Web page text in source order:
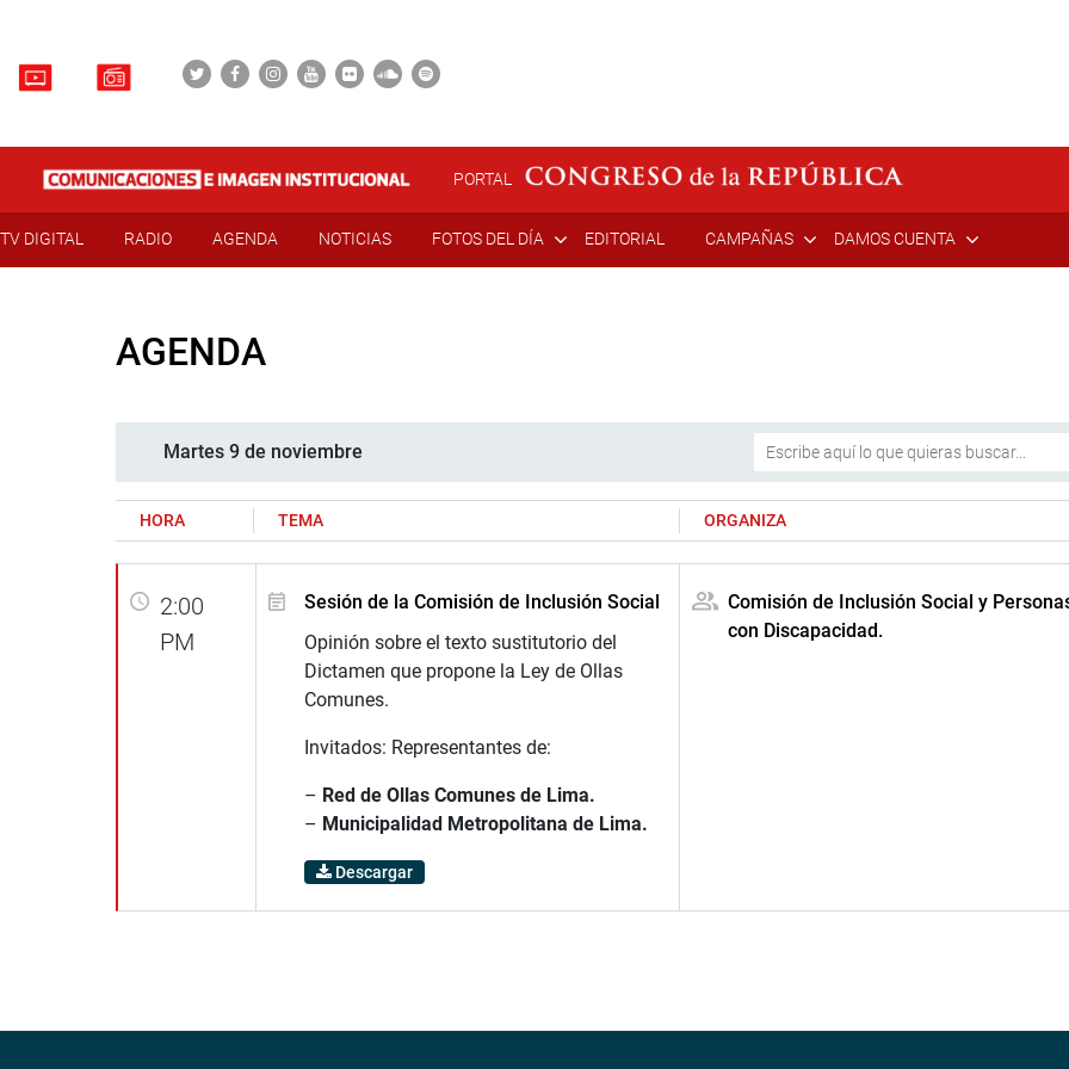
PORTAL
TV DIGITAL RADIO AGENDA NOTICIAS FOTOS DEL DÍA EDITORIAL CAMPAÑAS DAMOS CUENTA
AGENDA
Martes 9 de noviembre
HORA TEMA ORGANIZA
2:00
PM
Sesión de la Comisión de Inclusión Social
Opinión sobre el texto sustitutorio del
Dictamen que propone la Ley de Ollas
Comunes.
Invitados: Representantes de:
– Red de Ollas Comunes de Lima.
– Municipalidad Metropolitana de Lima.
Descargar
Comisión de Inclusión Social y
con Discapacidad.